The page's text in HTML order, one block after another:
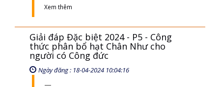
Xem thêm
Giải đáp Đặc biệt 2024 - P5 - Công
thức phân bổ hạt Chân Như cho
người có Công đức
Ngày đăng : 18-04-2024 10:04:16